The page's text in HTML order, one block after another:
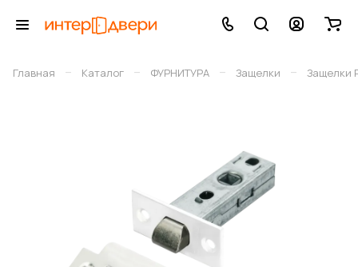
Главная – Каталог – ФУРНИТУРА – Защелки – Защелки